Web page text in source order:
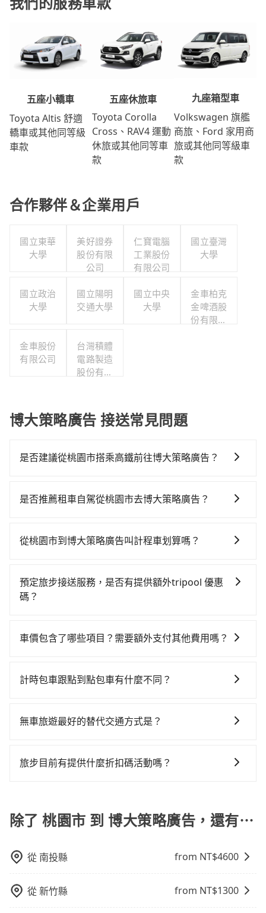
五座小轎車
Toyota Altis 舒適
轎車或其他同等級
車款
五座休旅車
Toyota Corolla
Cross、RAV4 運動
休旅或其他同等車
款
九座箱型車
Volkswagen 旗艦
商旅、Ford 家用商
旅或其他同等級車
款
合作夥伴＆企業用戶
國立東華
大學
美好證券
股份有限
公司
仁寶電腦
工業股份
有限公司
國立臺灣
大學
國立政治
大學
國立陽明
交通大學
國立中央
大學
金車柏克
金啤酒股
份有限公
金車股份
有限公司
台灣積體
電路製造
股份有限
博大策略廣告 接送常見問題
是否建議從桃園市搭乘高鐵前往博大策略廣告？
貴、費時、轉車麻煩！桃園-台北雖然一天最多時有74班
最靠近的桃園高鐵站，叫一輛計程車花費約700元、車程
分）的高鐵從桃園站前往台北高鐵站，每人票價160元，
再用15分鐘出站、等待車站前排班的計程車，搭上小黃
一人獨行，交通費總計1,160元。但如果全程使用
250元車資，而且更會額外浪費77分鐘在轉乘與等車
是否推薦租車自駕從桃園市去博大策略廣告？
費可能不小。租車公司一般以天為單位計費，小轎車如
$4,500，油錢（每公里約3元）、eTag（每公里約1
元）、路邊停車（每小時約40元）、保險費、罰單另
然就是需要一次租用多天，如此預計小轎車的花費至少
從桃園市到博大策略廣告叫計程車划算嗎？
灣大車隊、Uber、Line Taxi、Yoxi等，如果在路邊攔不
到車，也可考慮打電話至附近的計程車隊，如龍潭婦幼
間，但如改預約tripool可省高達$600。綜合以上，無論
預定旅步接送服務，是否有提供額外tripool 優惠
碼？
折優惠，只需在預定去程時勾選下方選項：「預定來
車價包含了哪些項目？需要額外支付其他費用嗎？
路費、油資、保險、小費，司機的餐費與住宿費不需要
計時包車跟點到點包車有什麼不同？
不同之處： 計時包車：計時包車是按照用車時間來計
多個地點間來回穿梭的客戶，例如市區觀光、商務差旅
個城市到另一個城市的長途包車。
無車旅遊最好的替代交通方式是？
看您旅遊的目的地而定。您可以善用大眾運輸，例如：
旅步目前有提供什麼折扣碼活動嗎？
閱電子郵件獲取最新折扣資訊。
除了 桃園市 到 博大策略廣告，還有⋯
從 南投縣 from NT$4600
從新竹縣 from NT$1300